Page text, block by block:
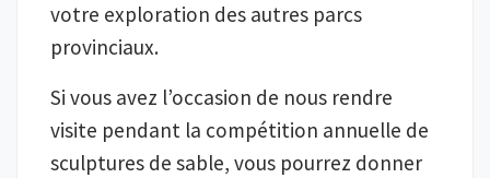
votre exploration des autres parcs
provinciaux.
Si vous avez l’occasion de nous rendre
visite pendant la compétition annuelle de
sculptures de sable, vous pourrez donner